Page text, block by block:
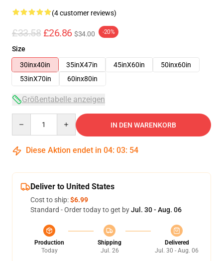
(4 customer reviews)
£33.58 £26.86 $34.00 -20%
Size
30inx40in
35inX47in 45inX60in
50inx60in
53inX70in
60inx80in
Größentabelle anzeigen
IN DEN WARENKORB
Diese Aktion endet in 04: 03: 54
Deliver to United States
Cost to ship:$6.99
Standard - Order today to get byJul. 30 - Aug. 06
Production
Today
Shipping
Jul. 26
Delivered
Jul. 30 - Aug. 06